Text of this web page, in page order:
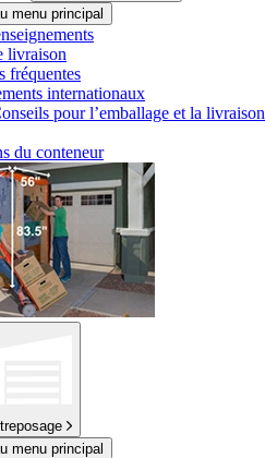
menu principal
livraison
fréquentes
internationaux
pour l’emballage et la livraison
du conteneur
menu principal